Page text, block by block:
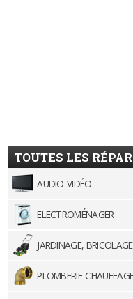
TOUTES LES
AUDIO-VIDÉO
ELECTROMÉNAGER
JARDINAGE, BRICOLAGE
PLOMBERIE-